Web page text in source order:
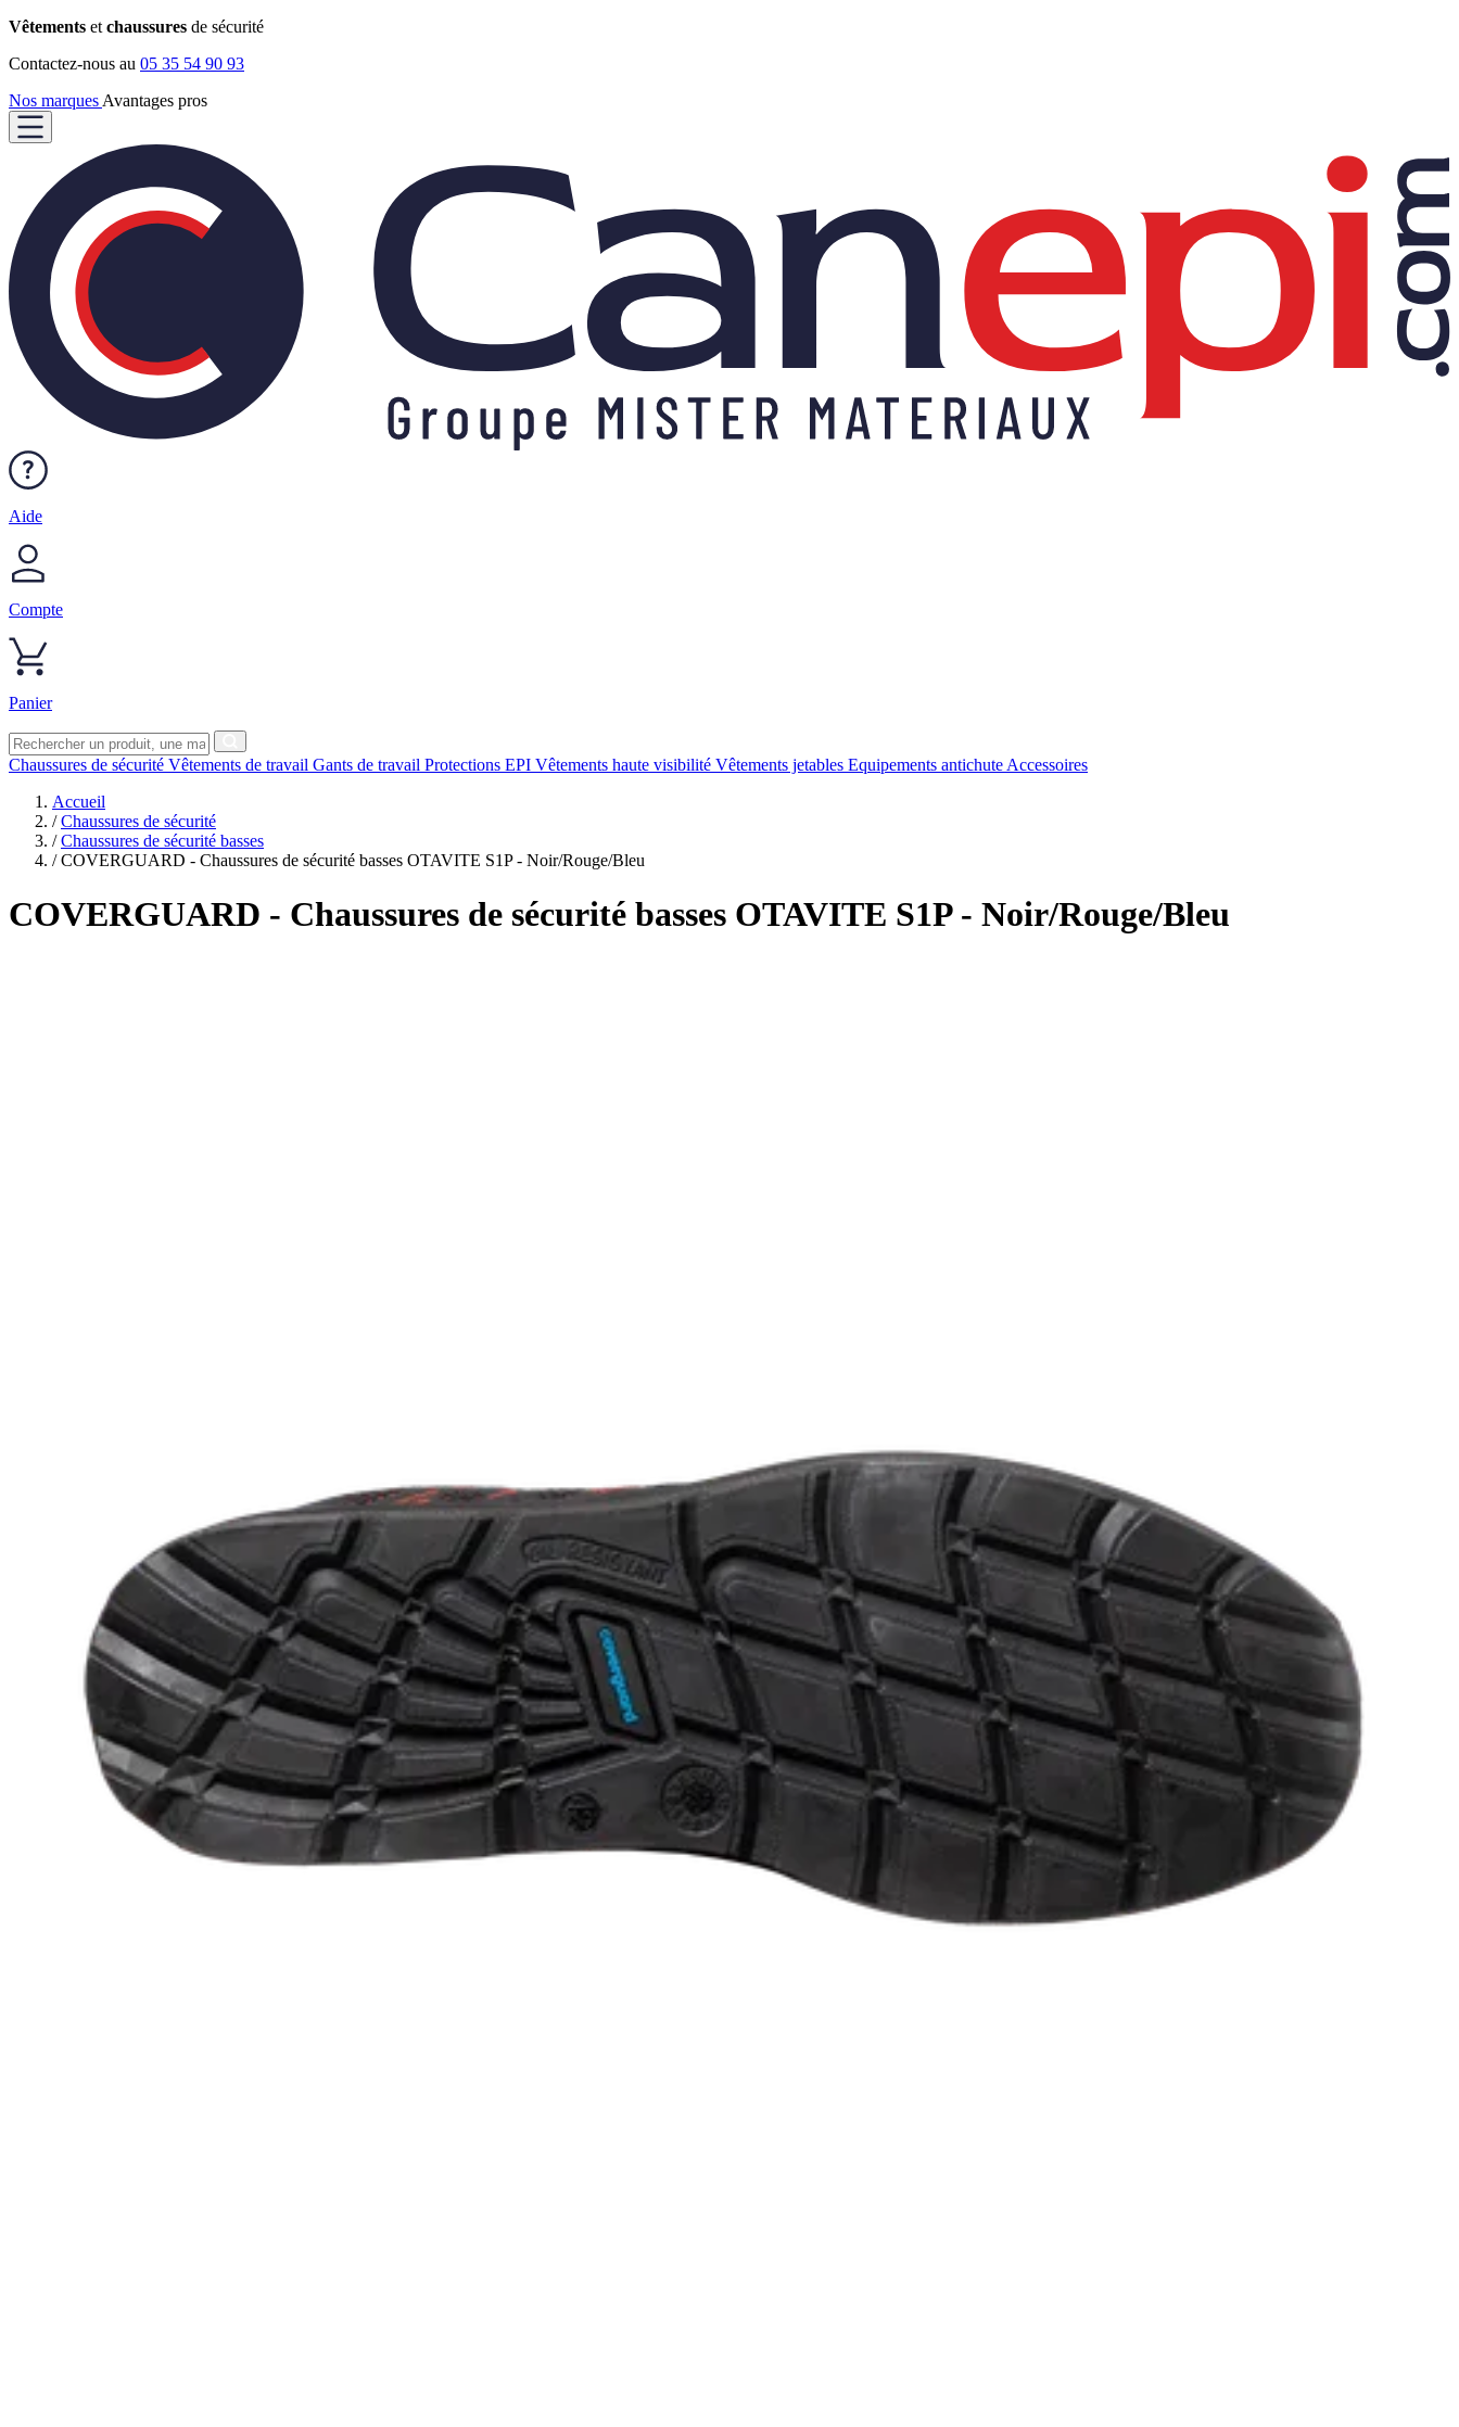
Vêtements et chaussures de sécurité
Contactez-nous au 05 35 54 90 93
Nos marques Avantages pros
Aide
Compte
Panier
Chaussures de sécurité Vêtements de travail Gants de travail Protections EPI Vêtements haute visibilité Vêtements jetables Equipements antichute Accessoires
Accueil
/ Chaussures de sécurité
/ Chaussures de sécurité basses
/ COVERGUARD - Chaussures de sécurité basses OTAVITE S1P - Noir/Rouge/Bleu
COVERGUARD - Chaussures de sécurité basses OTAVITE S1P - Noir/Rouge/Bleu